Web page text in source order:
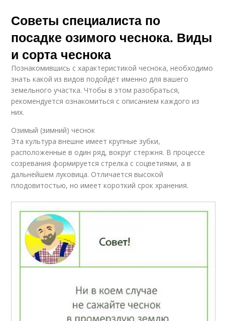
Советы специалиста по
посадке озимого чеснока. Виды
и сорта чеснока
Познакомившись с характеристикой чеснока, необходимо
знать какой из видов подойдёт именно для вашего
земельного участка. Чтобы в этом разобраться,
рекомендуется ознакомиться с описанием каждого из
них.
Озимый (зимний) чеснок
Эта культура внешне имеет крупные зубки,
расположенные в один ряд, вокруг стержня. В процессе
созревания формируется стрелка с соцветиями, а в
дальнейшем луковица. Отличается высокой
плодовитостью, но имеет короткий срок хранения.